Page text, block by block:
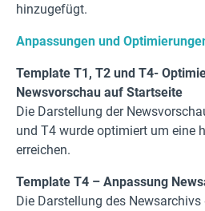
hinzugefügt.
Anpassungen und
Template T1, T2 und T4-
Newsvorschau auf Startseite
Die Darstellung der
und T4 wurde optimiert um eine
erreichen.
Template T4 – Anpassung
Die Darstellung des